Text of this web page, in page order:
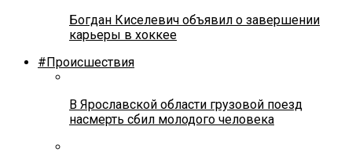
Богдан Киселевич объявил о завершении
карьеры в хоккее
#Происшествия
В Ярославской области грузовой поезд
насмерть сбил молодого человека